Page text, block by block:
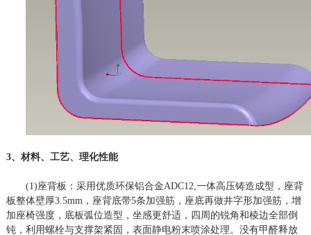
3、材料、工艺、理化性能
(1)座背板：采用优质环保铝合金ADC12,一体高压铸造成型，座背
板整体壁厚3.5mm，座背底带5条加强筋，座底再做井字形加强筋，增
加座椅强度，底板弧位造型，坐感更舒适，四周的锐角和棱边全部倒
钝，利用螺栓与支撑架紧固，表面静电粉末喷涂处理。没有甲醛释放